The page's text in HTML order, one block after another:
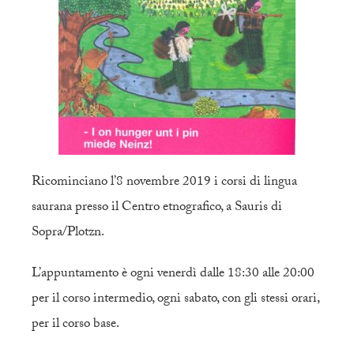
Ricominciano l’8 novembre 2019 i corsi di lingua
saurana presso il Centro etnografico, a Sauris di
Sopra/Plotzn.
L’appuntamento è ogni venerdì dalle 18:30 alle 20:00
per il corso intermedio, ogni sabato, con gli stessi orari,
per il corso base.